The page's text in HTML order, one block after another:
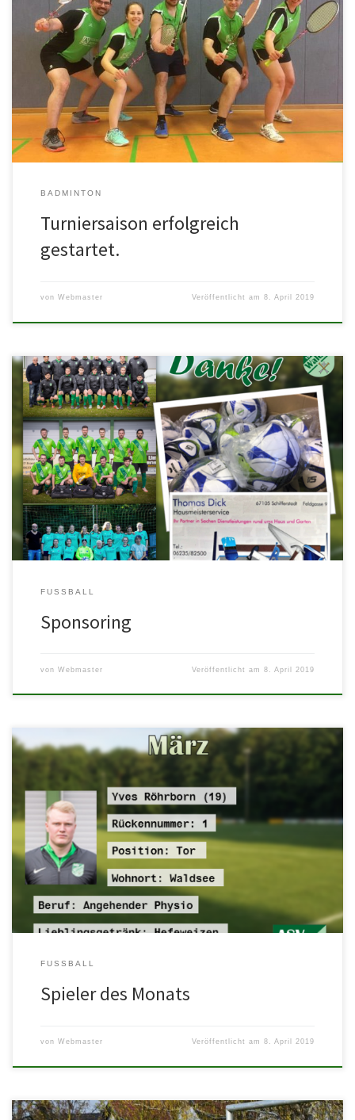
Auch nach Abschluss der Runde bleibt der ASV aktiv. Heute trafen
sich Alisa R., Isabell J., Matthias H., Dominic B. […]
BADMINTON
Turniersaison erfolgreich
gestartet.
von Webmaster Veröffentlicht am8. April 2019
Und wieder dürfen wir einen neuen Sponsoren beim ASV Waldsee
begrüßen! Thomas Dick Hausmeisterservice aus Schifferstadt hat
der Damenmannschaft und […]
FUSSBALL
Sponsoring
von Webmaster Veröffentlicht am8. April 2019
Für den Spieler des Monats März fiel die Wahl auf unsere neue
Nummer 1: Yves Röhrborn!Herzlichen Glückwunsch Yves, mach
weiter […]
FUSSBALL
Spieler des Monats
von Webmaster Veröffentlicht am8. April 2019